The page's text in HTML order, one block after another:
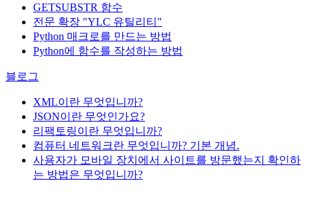
GETSUBSTR 함수
전문 확장 "YLC 유틸리티"
Python 매크로를 만드는 방법
Python에 함수를 작성하는 방법
블로그
XML이란 무엇입니까?
JSON이란 무엇인가요?
리팩토링이란 무엇입니까?
컴퓨터 네트워크란 무엇입니까? 기본 개념.
사용자가 모바일 장치에서 사이트를 방문했는지 확인하
는 방법은 무엇입니까?